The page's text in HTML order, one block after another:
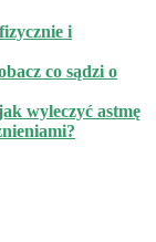
i
co sądzi o
wyleczyć astmę